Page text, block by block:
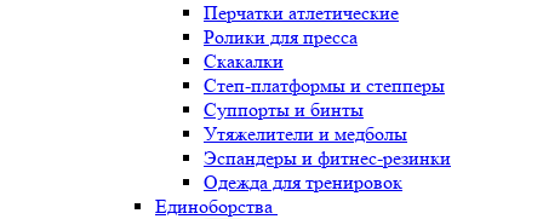
Перчатки атлетические
Ролики для пресса
Скакалки
Степ-платформы и степперы
Суппорты и бинты
Утяжелители и медболы
Эспандеры и фитнес-резинки
Одежда для тренировок
Единоборства